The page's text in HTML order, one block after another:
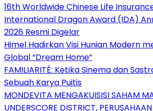
16th Worldwide Chinese Life
International Dragon Award (IDA)
2026 Resmi Digelar
Himel Hadirkan Visi Hunian Modern
Global “Dream Home”
FAMILIARITÉ: Ketika Sinema dan
Sebuah Karya Puitis
MONDEVITA MENGAKUISISI SAHAM
UNDERSCORE DISTRICT,